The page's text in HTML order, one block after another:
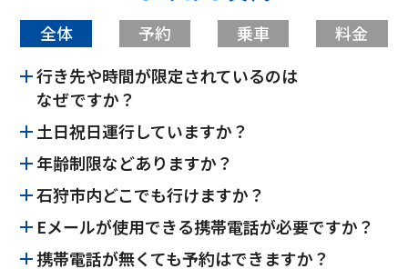
全体 予約 乗車
料金
行き先や時間が限定されているのは
なぜですか？
土日祝日運行していますか？
年齢制限などありますか？
石狩市内どこでも行けますか？
Eメールが使用できる携帯電話が必要ですか？
携帯電話が無くても予約はできますか？